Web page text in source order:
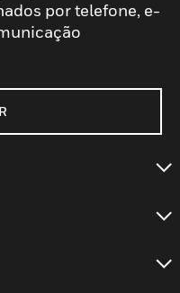
por telefone, e-